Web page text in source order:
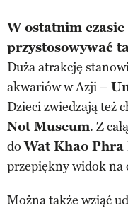
W ostatnim
przystosowywać
Duża atrakcję
akwariów w Azji –
Dzieci zwiedzają też
Not Museum. Z
doWat Khao Phra
przepiękny widok na
Można także wziąć